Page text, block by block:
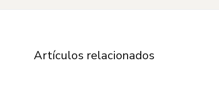
Artículos relacionados